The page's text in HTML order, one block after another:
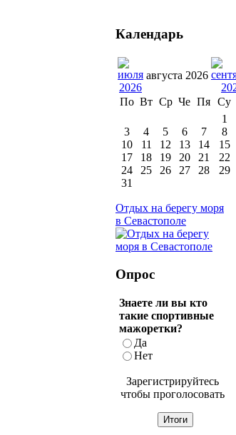
Календарь
августа 2026
По Вт Ср Че Пя Су
1
3
4 5 6 7 8
10
11 12 13 14 15
17
18 19 20 21 22
24
25 26 27 28 29
31
Отдых на берегу моря
в Севастополе
Опрос
Знаете ли вы кто
такие спортивные
мажоретки?
Да
Нет
Зарегистрируйтесь
чтобы проголосовать